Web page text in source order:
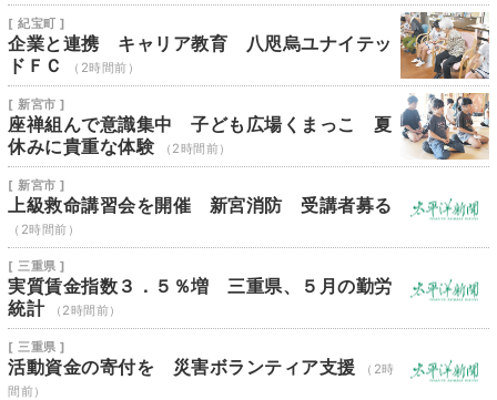
[ 紀宝町 ]
企業と連携 キャリア教育 八咫烏ユナイテッ
ドＦＣ
（2時間前）
[ 新宮市 ]
座禅組んで意識集中 子ども広場くまっこ 夏
休みに貴重な体験
（2時間前）
[ 新宮市 ]
上級救命講習会を開催 新宮消防 受講者募る
（2時間前）
[ 三重県 ]
実質賃金指数３．５％増 三重県、５月の勤労
統計
（2時間前）
[ 三重県 ]
活動資金の寄付を 災害ボランティア支援
（2時
間前）